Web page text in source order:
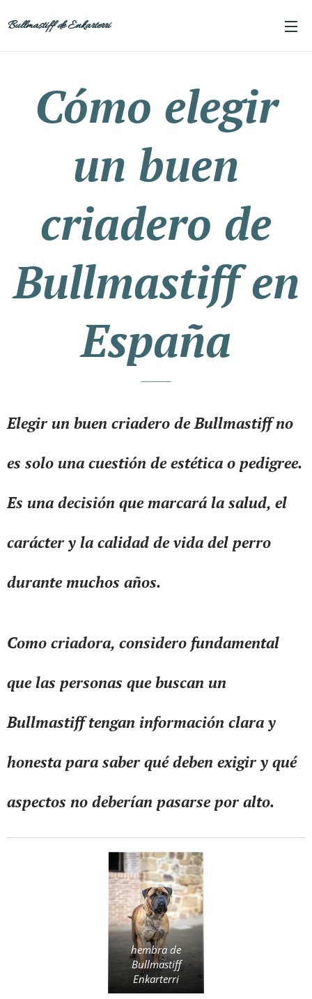
Bullmastiff de Enkarterri
Cómo elegir
un buen
criadero de
Bullmastiff en
España
Elegir un buen criadero de Bullmastiff no
es solo una cuestión de estética o pedigree.
Es una decisión que marcará la salud, el
carácter y la calidad de vida del perro
durante muchos años.
Como criadora, considero fundamental
que las personas que buscan un
Bullmastiff tengan información clara y
honesta para saber qué deben exigir y qué
aspectos no deberían pasarse por alto.
hembra de
Bullmastiff
Enkarterri